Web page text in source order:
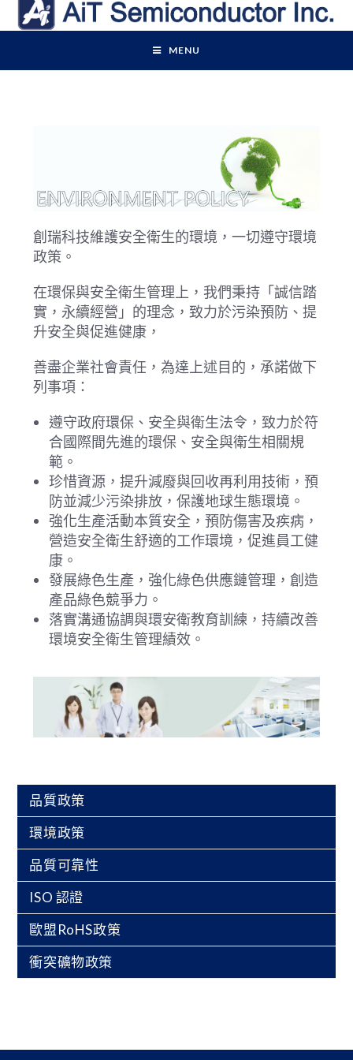
MENU
創瑞科技維護安全衛生的環境，一切遵守環境
政策。
在環保與安全衛生管理上，我們秉持「誠信踏
實，永續經營」的理念，致力於污染預防、提
升安全與促進健康，
善盡企業社會責任，為達上述目的，承諾做下
列事項：
遵守政府環保、安全與衛生法令，致力於符
合國際間先進的環保、安全與衛生相關規
範。
珍惜資源，提升減廢與回收再利用技術，預
防並減少污染排放，保護地球生態環境。
強化生產活動本質安全，預防傷害及疾病，
營造安全衛生舒適的工作環境，促進員工健
康。
發展綠色生產，強化綠色供應鏈管理，創造
產品綠色競爭力。
落實溝通協調與環安衛教育訓練，持續改善
環境安全衛生管理績效。
品質政策
環境政策
品質可靠性
ISO 認證
歐盟RoHS政策
衝突礦物政策